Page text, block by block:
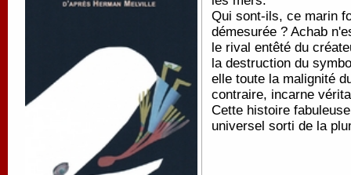
Qui sont-ils, ce marin
démesurée ? Achab
le rival entêté du
la destruction du
elle toute la malignité
contraire, incarne
Cette histoire
universel sorti de la